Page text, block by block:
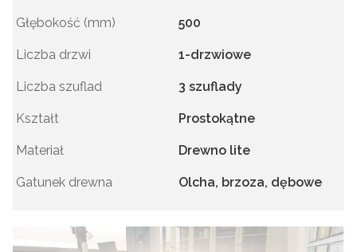
Głębokość (mm) 500
Liczba drzwi 1-drzwiowe
Liczba szuflad 3 szuflady
Kształt Prostokątne
Materiał Drewno lite
Gatunek drewna Olcha, brzoza, dębowe